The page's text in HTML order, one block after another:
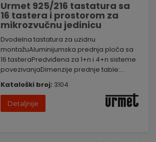
Urmet 925/216 tastatura sa
16 tastera i prostorom za
mikrozvučnu jedinicu
Dvodelna tastatura za uzidnu
montažuAluminijumska prednja ploča sa
16 tasteraPredviđena za 1+n i 4+n sisteme
povezivanjaDimenzije prednje table:...
Kataloški broj: 3104
Detaljnije